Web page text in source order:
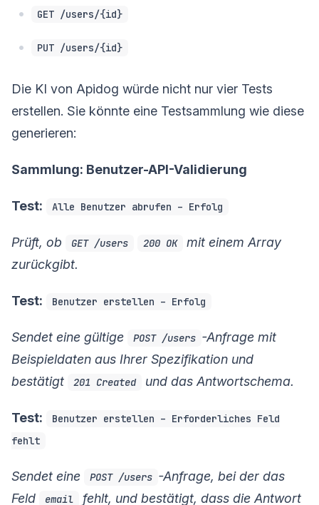
GET /users/{id}
PUT /users/{id}
Die KI von Apidog würde nicht nur vier Tests
erstellen. Sie könnte eine Testsammlung wie diese
generieren:
Sammlung: Benutzer-API-Validierung
Test: Alle Benutzer abrufen – Erfolg
Prüft, ob GET /users 200 OK
mit einem Array
zurückgibt.
Test: Benutzer erstellen – Erfolg
Sendet eine gültige POST /users -Anfrage mit
Beispieldaten aus Ihrer Spezifikation und
bestätigt
201 Created und das Antwortschema.
Test:
Benutzer erstellen – Erforderliches Feld
fehlt
Sendet eine POST /users -Anfrage, bei der das
Feld
email fehlt, und bestätigt, dass die Antwort